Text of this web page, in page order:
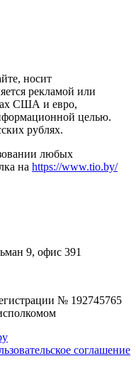
носит
рекламой или
США и евро,
целью.
рублях.
любых
на https://www.tio.by/
9, офис 391
№ 192745765
соглашение